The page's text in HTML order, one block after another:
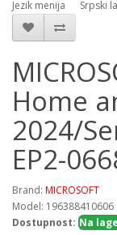
Jezik menija Srpski
Home
2024/
EP2-
Brand: MICROSOFT
Model: 196388410606
Dostupnost: Na